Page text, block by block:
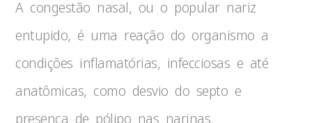
A congestão nasal, ou o popular nariz
entupido, é uma reação do organismo a
condições inflamatórias, infecciosas e até
anatômicas, como desvio do septo e
presença de pólipo nas narinas.